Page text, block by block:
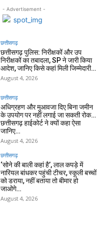
- Advertisement -
छत्तीसगढ़
छत्तीसगढ़ पुलिस: निरीक्षकों और उप
निरीक्षकों का तबादला, SP ने जारी किया
आदेश, जानिए किसे कहां मिली जिम्मेदारी…
August 4, 2026
छत्तीसगढ़
अधिग्रहण और मुआवजा दिए बिना जमीन
के उपयोग पर नहीं लगाई जा सकती रोक…
छत्तीसगढ़ हाईकोर्ट ने क्यों कहा ऐसा
जानिए…
August 4, 2026
छत्तीसगढ़
‘सोने की बाली कहां है’, लाल कपड़े में
नारियल बांधकर पहुंची टीचर, स्कूली बच्चों
को डराया, नहीं बताया तो बीमार हो
जाओगे…
August 4, 2026